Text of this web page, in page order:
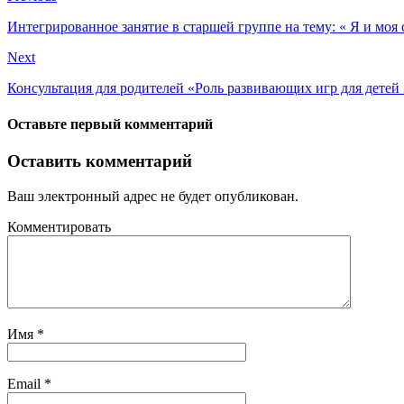
Интегрированное занятие в старшей группе на тему: « Я и моя
Next
Консультация для родителей «Роль развивающих игр для
Оставьте первый комментарий
Оставить комментарий
Ваш электронный адрес не будет опубликован.
Комментировать
Имя *
Email *